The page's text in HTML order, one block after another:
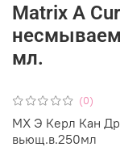
(0)
Matrix A
мл.
МХ Э Керл Кан
вьющ.в.250мл